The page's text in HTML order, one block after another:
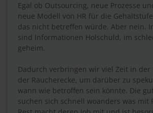
Egal ob Outsourcing, neue Prozesse
neue Modell von HR für die
das nicht betreffen würde. Aber nein.
sind Informationen Holschuld, im
geheim.
Dadurch verbringen wir viel Zeit in der
der Raucherecke, um darüber zu
wann wie betroffen sein könnte. Die
suchen sich schnell woanders was mit